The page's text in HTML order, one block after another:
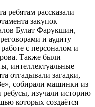
ребятам рассказали
закупок
Булат Фарукшин,
и аудиту
с персоналом и
Также были
интеллектуальные
отгадывали загадки,
собирали машинки из
ребусы, изучали историю
которых создаётся